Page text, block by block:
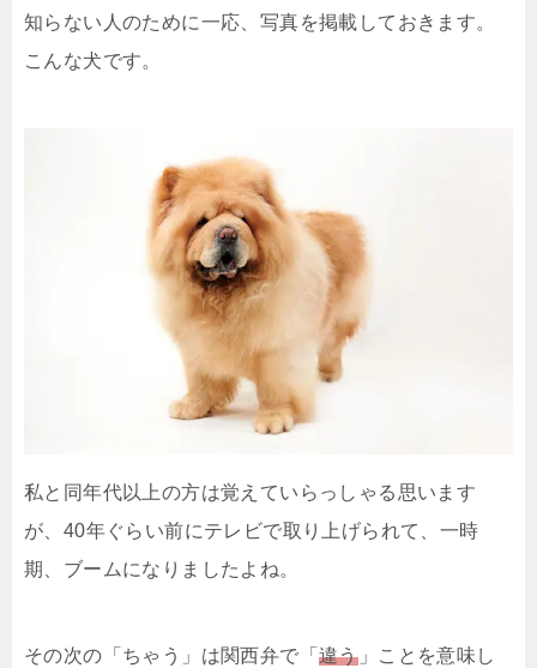
知らない人のために一応、写真を掲載しておきます。
こんな犬です。
私と同年代以上の方は覚えていらっしゃる思います
が、40年ぐらい前にテレビで取り上げられて、一時
期、ブームになりましたよね。
その次の「ちゃう」は関西弁で「 違う」ことを意味し